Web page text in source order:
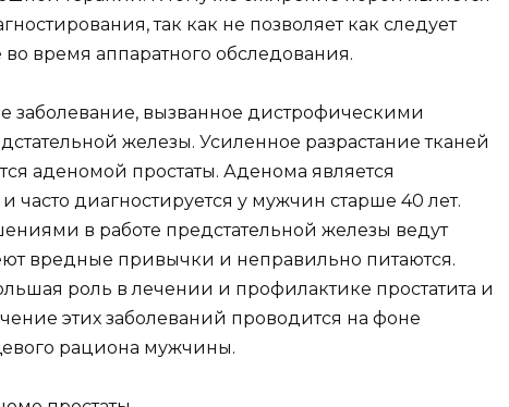
так как не позволяет как следует
время аппаратного обследования.
заболевание, вызванное дистрофическими
железы. Усиленное разрастание тканей
аденомой простаты. Аденома является
часто диагностируется у мужчин старше 40 лет.
в работе предстательной железы ведут
вредные привычки и неправильно питаются.
роль в лечении и профилактике простатита и
этих заболеваний проводится на фоне
рациона мужчины.